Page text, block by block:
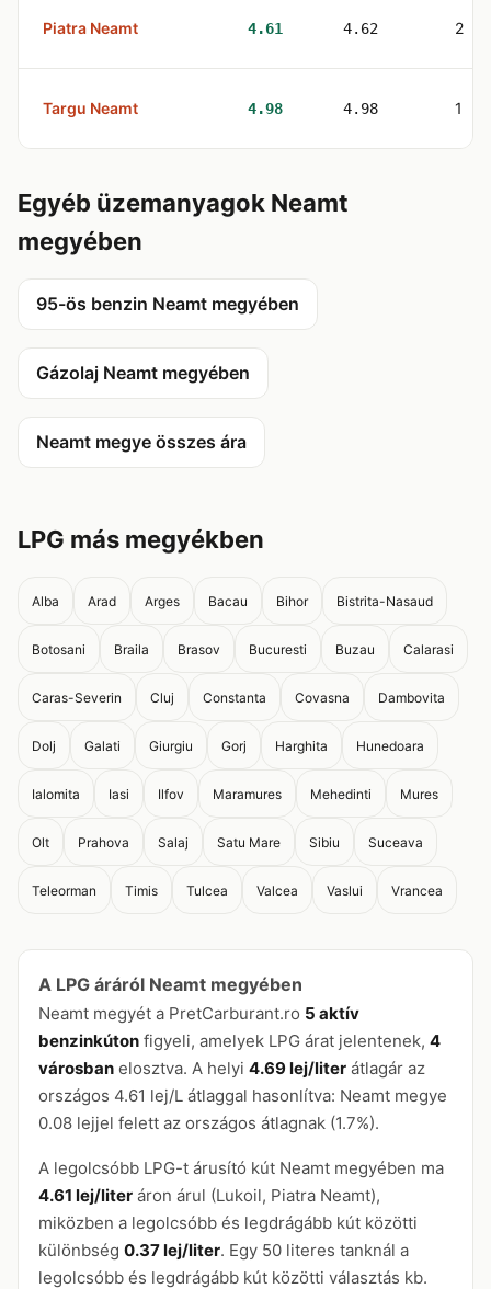
Piatra Neamt 4.61 4.62 2
Targu Neamt 4.98 4.98 1
Egyéb üzemanyagok Neamt
megyében
95-ös benzin Neamt megyében
Gázolaj Neamt megyében
Neamt megye összes ára
LPG más megyékben
Alba Arad Arges Bacau Bihor Bistrita-Nasaud
Botosani Braila Brasov Bucuresti Buzau Calarasi
Caras-Severin Cluj Constanta Covasna Dambovita
Dolj Galati Giurgiu Gorj Harghita Hunedoara
Ialomita Iasi Ilfov Maramures Mehedinti Mures
Olt Prahova Salaj Satu Mare Sibiu Suceava
Teleorman Timis Tulcea Valcea Vaslui Vrancea
A LPG áráról Neamt megyében
Neamt megyét a PretCarburant.ro 5 aktív
benzinkúton figyeli, amelyek LPG árat jelentenek, 4
városban elosztva. A helyi 4.69 lej/liter átlagár az
országos 4.61 lej/L átlaggal hasonlítva: Neamt megye
0.08 lejjel felett az országos átlagnak (1.7%).
A legolcsóbb LPG-t árusító kút Neamt megyében ma
4.61 lej/liter áron árul (Lukoil, Piatra Neamt),
miközben a legolcsóbb és legdrágább kút közötti
különbség 0.37 lej/liter. Egy 50 literes tanknál a
legolcsóbb és legdrágább kút közötti választás kb.